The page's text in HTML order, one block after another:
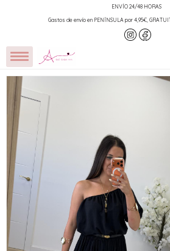
ENVÍO 24/48 HORAS
Gastos de envío en PENÍNSULA por 4,95€,